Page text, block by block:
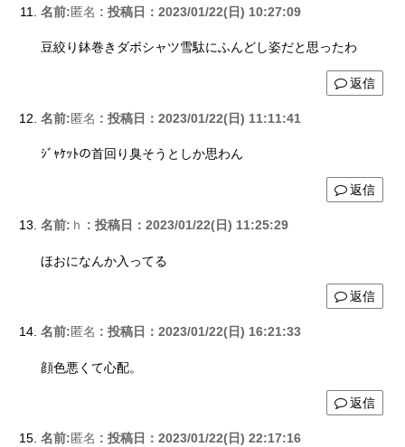
名前:匿名 : 投稿日：2023/01/22(日) 10:27:09
豆絞り鉢巻きダボシャツ雪駄にふんどし姿だと思ったわ
返信
名前:匿名 : 投稿日：2023/01/22(日) 11:11:41
ｼﾞｬｹｯﾄの首回り臭そうとしか思わん
返信
名前: ｈ : 投稿日：2023/01/22(日) 11:25:29
ほおになんか入ってる
返信
名前:匿名 : 投稿日：2023/01/22(日) 16:21:33
顔色悪くて心配。
返信
名前:匿名 : 投稿日：2023/01/22(日) 22:17:16